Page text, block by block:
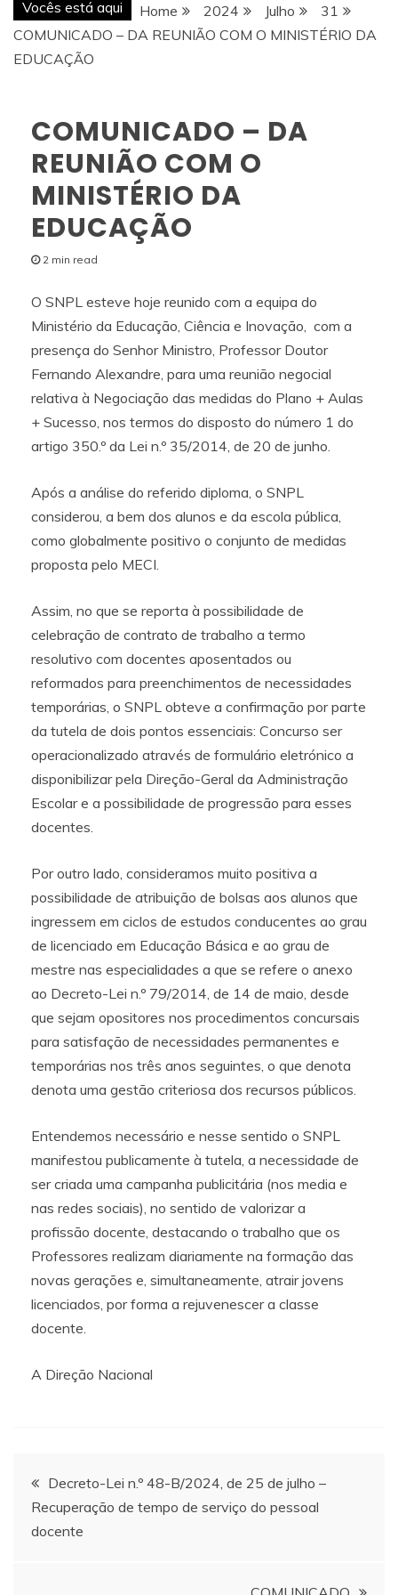
Vocês está aqui Home 2024 Julho
31
COMUNICADO – DA REUNIÃO COM O MINISTÉRIO DA
EDUCAÇÃO
COMUNICADO – DA
REUNIÃO COM O
MINISTÉRIO DA
EDUCAÇÃO
2 min read
O SNPL esteve hoje reunido com a equipa do
Ministério da Educação, Ciência e Inovação, com a
presença do Senhor Ministro, Professor Doutor
Fernando Alexandre, para uma reunião negocial
relativa à Negociação das medidas do Plano + Aulas
+ Sucesso, nos termos do disposto do número 1 do
artigo 350.º da Lei n.º 35/2014, de 20 de junho.
Após a análise do referido diploma, o SNPL
considerou, a bem dos alunos e da escola pública,
como globalmente positivo o conjunto de medidas
proposta pelo MECI.
Assim, no que se reporta à possibilidade de
celebração de contrato de trabalho a termo
resolutivo com docentes aposentados ou
reformados para preenchimentos de necessidades
temporárias, o SNPL obteve a confirmação por parte
da tutela de dois pontos essenciais: Concurso ser
operacionalizado através de formulário eletrónico a
disponibilizar pela Direção-Geral da Administração
Escolar e a possibilidade de progressão para esses
docentes.
Por outro lado, consideramos muito positiva a
possibilidade de atribuição de bolsas aos alunos que
ingressem em ciclos de estudos conducentes ao grau
de licenciado em Educação Básica e ao grau de
mestre nas especialidades a que se refere o anexo
ao Decreto-Lei n.º 79/2014, de 14 de maio, desde
que sejam opositores nos procedimentos concursais
para satisfação de necessidades permanentes e
temporárias nos três anos seguintes, o que denota
denota uma gestão criteriosa dos recursos públicos.
Entendemos necessário e nesse sentido o SNPL
manifestou publicamente à tutela, a necessidade de
ser criada uma campanha publicitária (nos media e
nas redes sociais), no sentido de valorizar a
profissão docente, destacando o trabalho que os
Professores realizam diariamente na formação das
novas gerações e, simultaneamente, atrair jovens
licenciados, por forma a rejuvenescer a classe
docente.
A Direção Nacional
Navegação
de
Decreto-Lei n.º 48-B/2024, de 25 de julho –
Recuperação de tempo de serviço do pessoal
docente